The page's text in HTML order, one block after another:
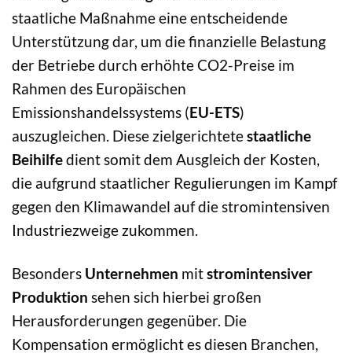
staatliche Maßnahme eine entscheidende
Unterstützung dar, um die finanzielle Belastung
der Betriebe durch erhöhte CO2-Preise im
Rahmen des Europäischen
Emissionshandelssystems (EU-ETS)
auszugleichen. Diese zielgerichtetestaatliche
Beihilfedient somit dem Ausgleich der Kosten,
die aufgrund staatlicher Regulierungen im Kampf
gegen den Klimawandel auf die stromintensiven
Industriezweige zukommen.
Besonders Unternehmen mitstromintensiver
Produktion sehen sich hierbei großen
Herausforderungen gegenüber. Die
Kompensation ermöglicht es diesen Branchen,